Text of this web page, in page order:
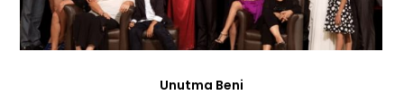
Unutma Beni